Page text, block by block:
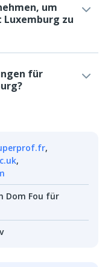
um
zu
für
,
,
Dom Fou für